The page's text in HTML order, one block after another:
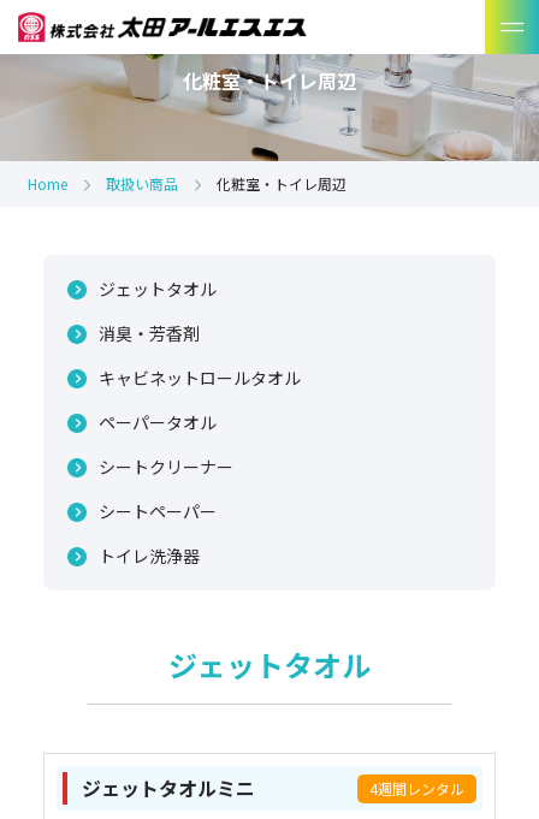
化粧室・トイレ周辺
Home 取扱い商品 化粧室・トイレ周辺
ジェットタオル
消臭・芳香剤
キャビネットロールタオル
ペーパータオル
シートクリーナー
シートペーパー
トイレ洗浄器
ジェットタオル
ジェットタオルミニ 4週間レンタル